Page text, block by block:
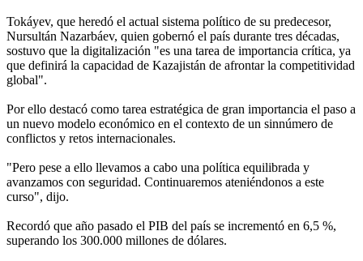
Tokáyev, que heredó el actual sistema político de su predecesor,
Nursultán Nazarbáev, quien gobernó el país durante tres décadas,
sostuvo que la digitalización "es una tarea de importancia crítica, ya
que definirá la capacidad de Kazajistán de afrontar la competitividad
global".
Por ello destacó como tarea estratégica de gran importancia el paso a
un nuevo modelo económico en el contexto de un sinnúmero de
conflictos y retos internacionales.
"Pero pese a ello llevamos a cabo una política equilibrada y
avanzamos con seguridad. Continuaremos ateniéndonos a este
curso", dijo.
Recordó que año pasado el PIB del país se incrementó en 6,5 %,
superando los 300.000 millones de dólares.